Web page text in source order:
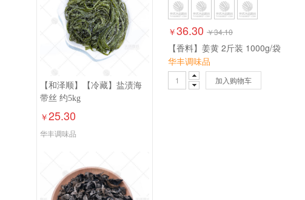
【和泽顺】【冷藏】盐渍海
带丝 约5kg
￥25.30
华丰调味品
￥36.30 ￥34.10
【香料】姜黄 2斤装 1000g/袋
华丰调味品
加入购物车